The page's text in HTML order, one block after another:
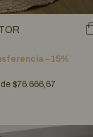
– 15%
$76.666,67